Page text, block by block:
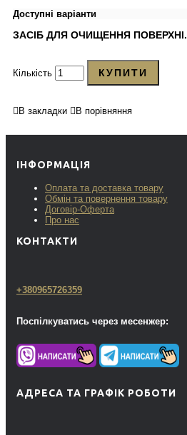
Доступні варіанти
ЗАСІБ ДЛЯ ОЧИЩЕННЯ ПОВЕРХНІ.
Кількість КУПИТИ
В закладки В порівняння
ІНФОРМАЦІЯ
Оплата та доставка товару
Обмін та повернення товару
Договір-Оферта
Про нас
КОНТАКТИ
+380965726359
Поспілкуватись через месенжер:
АДРЕСА ТА ГРАФІК РОБОТИ